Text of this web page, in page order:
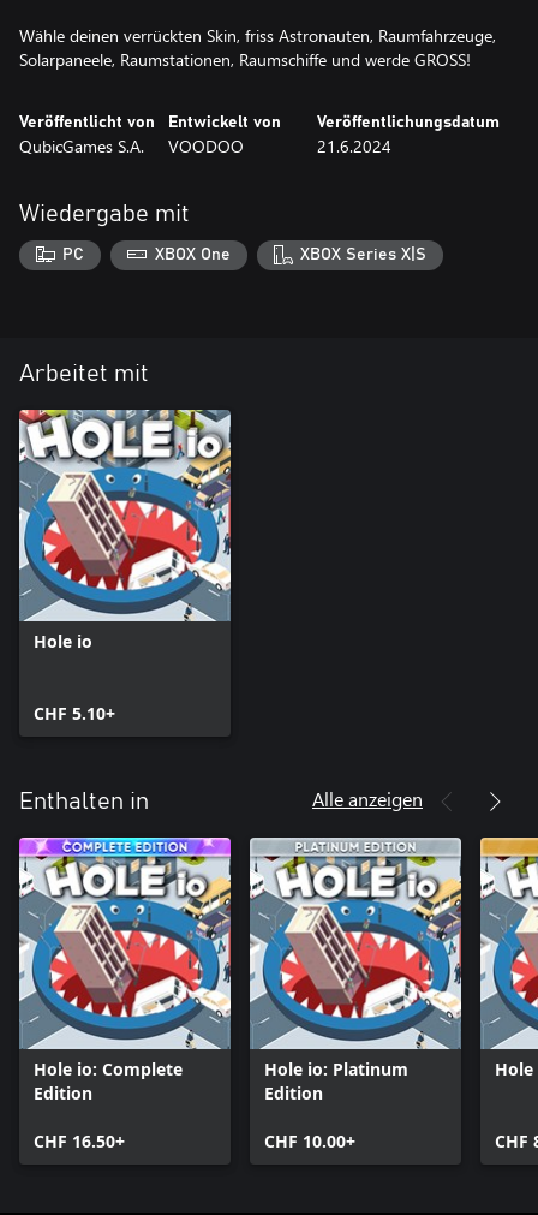
Wähle deinen verrückten Skin, friss Astronauten, Raumfahrzeuge,
Solarpaneele, Raumstationen, Raumschiffe und werde GROSS!
Veröffentlicht von
QubicGames S.A.
Entwickelt von
VOODOO
Veröffentlichungsdatum
21.6.2024
Wiedergabe mit
PC XBOX One XBOX Series X|S
Arbeitet mit
Hole io
CHF 5.10+
Enthalten in Alle anzeigen
Hole io: Complete
Edition
CHF 16.50+
Hole io: Platinum
Edition
CHF 10.00+ CHF